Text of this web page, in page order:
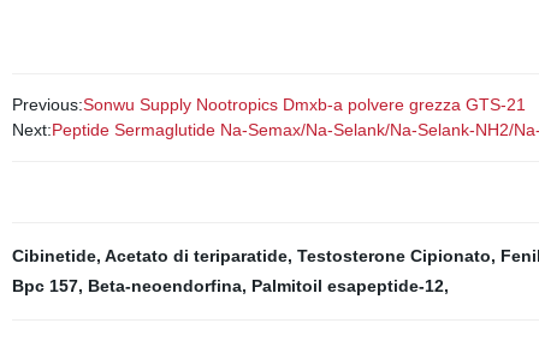
Previous:Sonwu Supply Nootropics Dmxb-a polvere grezza GTS-21
Next:Peptide Sermaglutide Na-Semax/Na-Selank/Na-Selank-NH2/
Cibinetide, Acetato di teriparatide, Testosterone Cipionato,
Bpc 157, Beta-neoendorfina, Palmitoil esapeptide-12,